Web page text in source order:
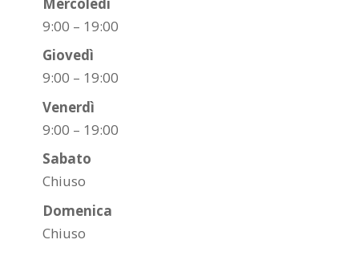
9:00 – 19:00
Giovedì
9:00 – 19:00
Venerdì
9:00 – 19:00
Sabato
Chiuso
Domenica
Chiuso